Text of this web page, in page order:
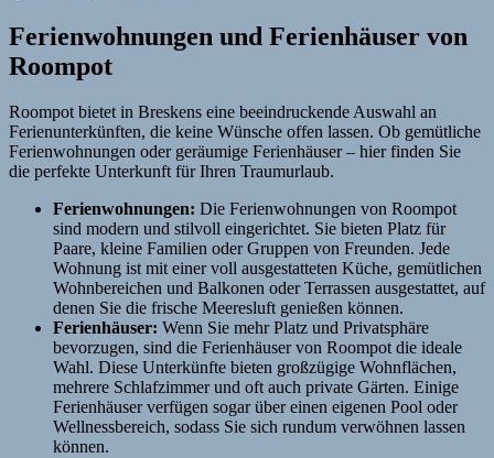
Ferienwohnungen und Ferienhäuser von
Roompot
Roompot bietet in Breskens eine beeindruckende Auswahl an
Ferienunterkünften, die keine Wünsche offen lassen. Ob gemütliche
Ferienwohnungen oder geräumige Ferienhäuser – hier finden Sie
die perfekte Unterkunft für Ihren Traumurlaub.
Ferienwohnungen: Die Ferienwohnungen von Roompot
sind modern und stilvoll eingerichtet. Sie bieten Platz für
Paare, kleine Familien oder Gruppen von Freunden. Jede
Wohnung ist mit einer voll ausgestatteten Küche, gemütlichen
Wohnbereichen und Balkonen oder Terrassen ausgestattet, auf
denen Sie die frische Meeresluft genießen können.
Ferienhäuser: Wenn Sie mehr Platz und Privatsphäre
bevorzugen, sind die Ferienhäuser von Roompot die ideale
Wahl. Diese Unterkünfte bieten großzügige Wohnflächen,
mehrere Schlafzimmer und oft auch private Gärten. Einige
Ferienhäuser verfügen sogar über einen eigenen Pool oder
Wellnessbereich, sodass Sie sich rundum verwöhnen lassen
können.